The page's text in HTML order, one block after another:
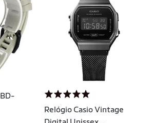
Relógio Casio Vintage